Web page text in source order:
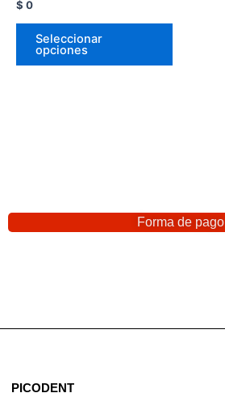
$ 0
Seleccionar
opciones
Forma de pago
PICODENT